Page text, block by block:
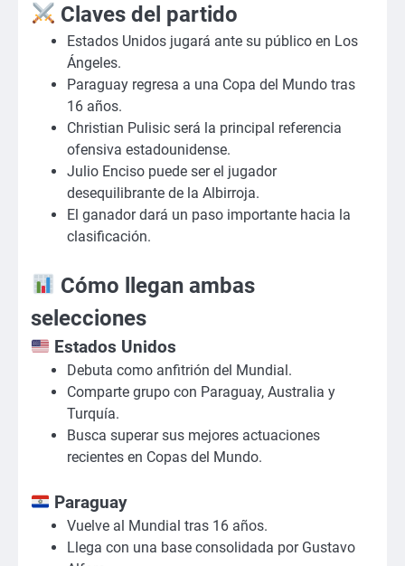
Claves del partido
Estados Unidos jugará ante su público en Los
Ángeles.
Paraguay regresa a una Copa del Mundo tras
16 años.
Christian Pulisic será la principal referencia
ofensiva estadounidense.
Julio Enciso puede ser el jugador
desequilibrante de la Albirroja.
El ganador dará un paso importante hacia la
clasificación.
Cómo llegan ambas
selecciones
Estados Unidos
Debuta como anfitrión del Mundial.
Comparte grupo con Paraguay, Australia y
Turquía.
Busca superar sus mejores actuaciones
recientes en Copas del Mundo.
Paraguay
Vuelve al Mundial tras 16 años.
Llega con una base consolidada por Gustavo